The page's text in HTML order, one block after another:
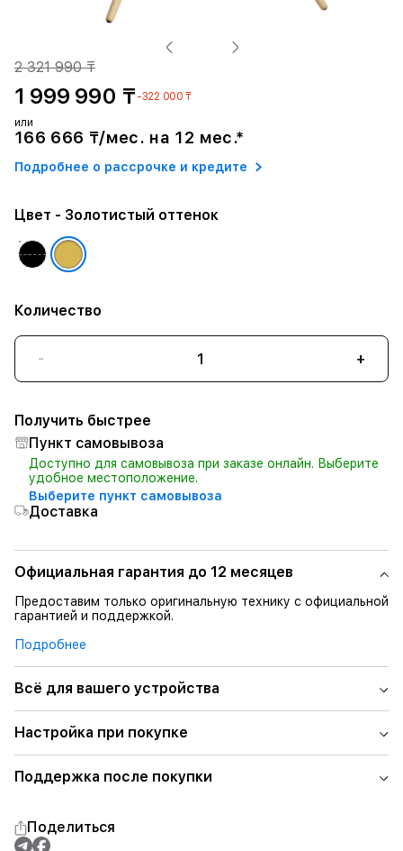
2 321 990 ₸
1 999 990 ₸ -322 000 ₸
или
166 666 ₸/мес. на 12 мес.*
Подробнее о рассрочке и кредите
Цвет - Золотистый оттенок
Количество
- +
Получить быстрее
Пункт самовывоза
Доступно для самовывоза при заказе онлайн. Выберите
удобное местоположение.
Выберите пункт самовывоза
Доставка
Официальная гарантия до 12 месяцев
Предоставим только оригинальную технику с официальной
гарантией и поддержкой.
Подробнее
Всё для вашего устройства
Настройка при покупке
Поддержка после покупки
Поделиться